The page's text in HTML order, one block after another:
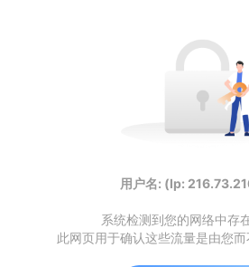
用户名: (Ip:
系统检测到您的网络中存
此网页用于确认这些流量是由您